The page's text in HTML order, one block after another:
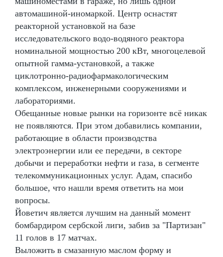
автомашиной-иномаркой. Центр оснастят
реакторной установкой на базе
исследовательского водо-водяного реактора
номинальной мощностью 200 кВт, многоцелевой
опытной гамма-установкой, а также
циклотронно-радиофармакологическим
комплексом, инженерными сооружениями и
лабораториями.
Обещанные новые рынки на горизонте всё никак
не появляются. При этом добавились компании,
работающие в области производства
электроэнергии или ее передачи, в секторе
добычи и переработки нефти и газа, в сегменте
телекоммуникационных услуг. Адам, спасибо
большое, что нашли время ответить на мои
вопросы.
Йоветич является лучшим на данный момент
бомбардиром сербской лиги, забив за "Партизан"
11 голов в 17 матчах.
Выложить в смазанную маслом форму и